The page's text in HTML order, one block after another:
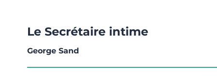
Le Secrétaire intime
George Sand